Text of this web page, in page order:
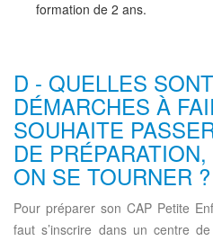
formation de 2 ans.
D - QUELLES
DÉMARCHES À
SOUHAITE
DE
ON SE TOURNER ?
Pour préparer son CAP Petite
faut s’inscrire dans un centre